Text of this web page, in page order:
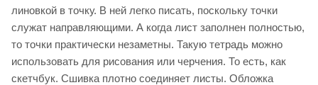
линовкой в точку. В ней легко писать, поскольку точки
служат направляющими. А когда лист заполнен полностью,
то точки практически незаметны. Такую тетрадь можно
использовать для рисования или черчения. То есть, как
скетчбук. Сшивка плотно соединяет листы. Обложка